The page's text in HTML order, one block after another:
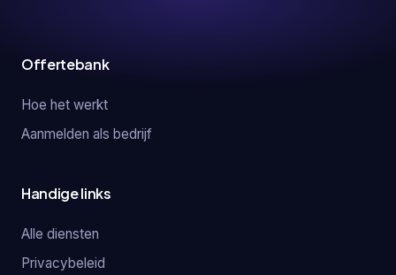
Offertebank
Hoe het werkt
Aanmelden als bedrijf
Handige links
Alle diensten
Privacybeleid